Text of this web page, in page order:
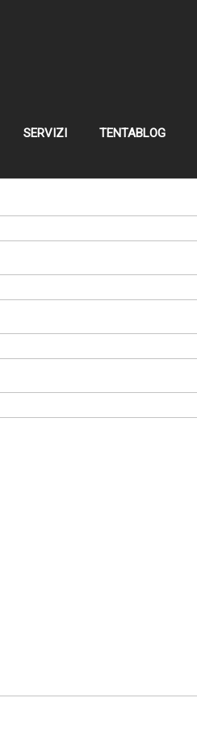
SERVIZI TENTABLOG